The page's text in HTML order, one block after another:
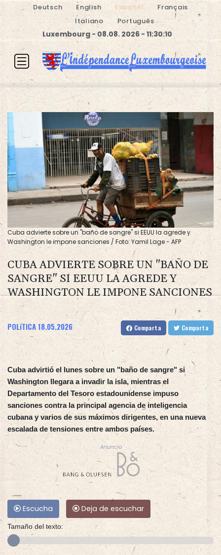
Deutsch English Español
Français
Italiano
Português
Luxembourg - 08.08. 2026 - 11:30:11
Cuba advierte sobre un "baño de sangre" si EEUU la agrede y
Washington le impone sanciones / Foto: Yamil Lage - AFP
CUBA ADVIERTE SOBRE UN "BAÑO DE
SANGRE" SI EEUU LA AGREDE Y
WASHINGTON LE IMPONE SANCIONES
POLíTICA18.05.2026 Comparta Comparta
Cuba advirtió el lunes sobre un "baño de sangre" si
Washington llegara a invadir la isla, mientras el
Departamento del Tesoro estadounidense impuso
sanciones contra la principal agencia de inteligencia
cubana y varios de sus máximos dirigentes, en una nueva
escalada de tensiones entre ambos países.
Anuncio
Escucha Deja de escuchar
Tamaño del texto: